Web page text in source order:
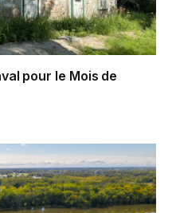
pour le Mois de